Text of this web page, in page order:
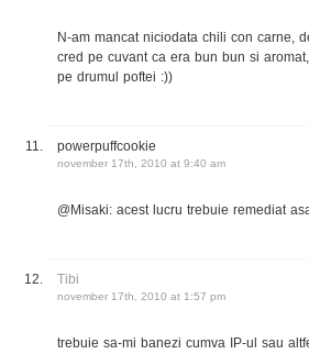
N-am mancat niciodata chili con carne,
cred pe cuvant ca era bun bun si
pe drumul poftei :))
powerpuffcookie
november 17th, 2010 at 9:40 am
@Misaki: acest lucru trebuie remediat
Tibi
november 17th, 2010 at 1:57 pm
trebuie sa-mi banezi cumva IP-ul sau